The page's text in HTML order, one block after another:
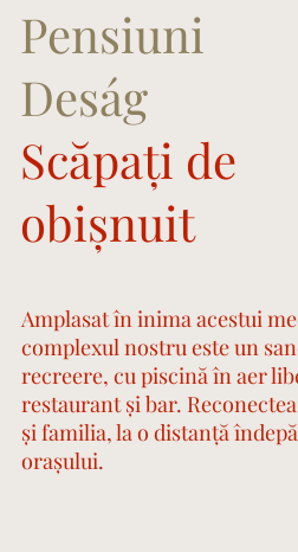
Pensiuni
Deság
Scăpați de
obișnuit
Amplasat în inima acestui
complexul nostru este un
recreere, cu piscină în aer
restaurant și bar.
și familia, la o distanță
orașului.